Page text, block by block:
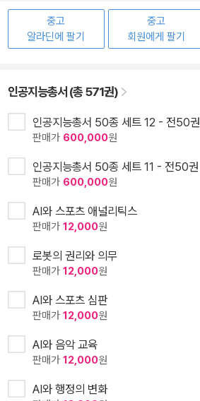
중고
알라딘에 팔기
중고
회원에게 팔기
인공지능총서 (총 571권)
인공지능총서 50종 세트 12 - 전50권
판매가 600,000원
인공지능총서 50종 세트 11 - 전50권
판매가 600,000원
AI와 스포츠 애널리틱스
판매가 12,000원
로봇의 권리와 의무
판매가 12,000원
AI와 스포츠 심판
판매가 12,000원
AI와 음악 교육
판매가 12,000원
AI와 행정의 변화